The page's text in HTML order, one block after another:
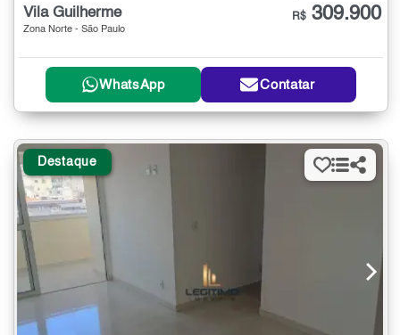
Vila Guilherme
Zona Norte - São Paulo
R$ 309.900
WhatsApp Contatar
Destaque